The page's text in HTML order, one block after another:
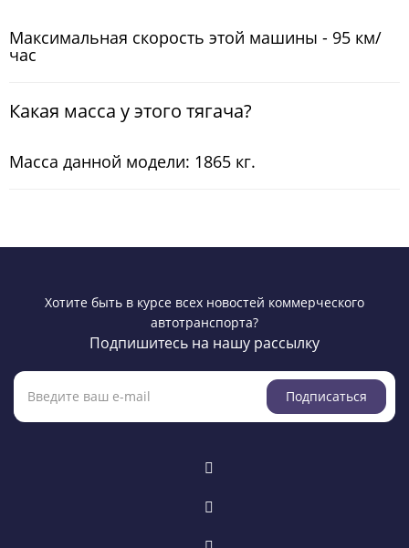
Максимальная скорость этой машины - 95 км/
час
Какая масса у этого тягача?
Масса данной модели: 1865 кг.
Хотите быть в курсе всех новостей коммерческого
автотранспорта?
Подпишитесь на нашу рассылку
Подписаться